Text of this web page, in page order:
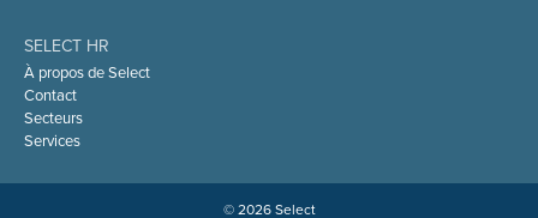
SELECT HR
À propos de Select
Contact
Secteurs
Services
© 2026 Select